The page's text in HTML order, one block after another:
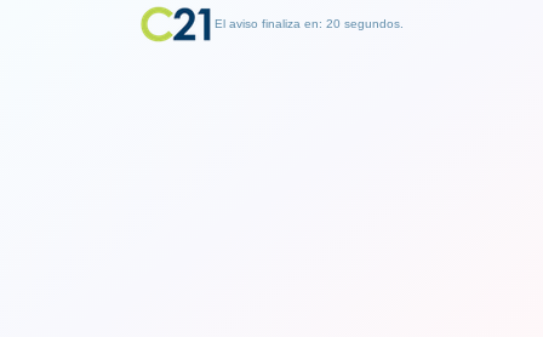
El aviso finaliza en: 19 segundos.